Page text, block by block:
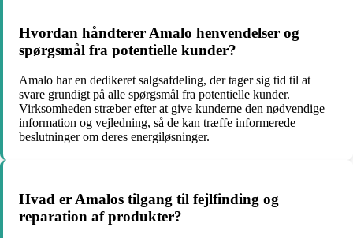
Hvordan håndterer Amalo henvendelser og
spørgsmål fra potentielle kunder?
Amalo har en dedikeret salgsafdeling, der tager sig tid til at
svare grundigt på alle spørgsmål fra potentielle kunder.
Virksomheden stræber efter at give kunderne den nødvendige
information og vejledning, så de kan træffe informerede
beslutninger om deres energiløsninger.
Hvad er Amalos tilgang til fejlfinding og
reparation af produkter?